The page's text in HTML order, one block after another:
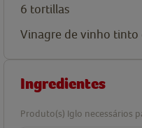
6 tortillas
Vinagre de vinho tinto
Ingredientes
Produto(s) Iglo necessários